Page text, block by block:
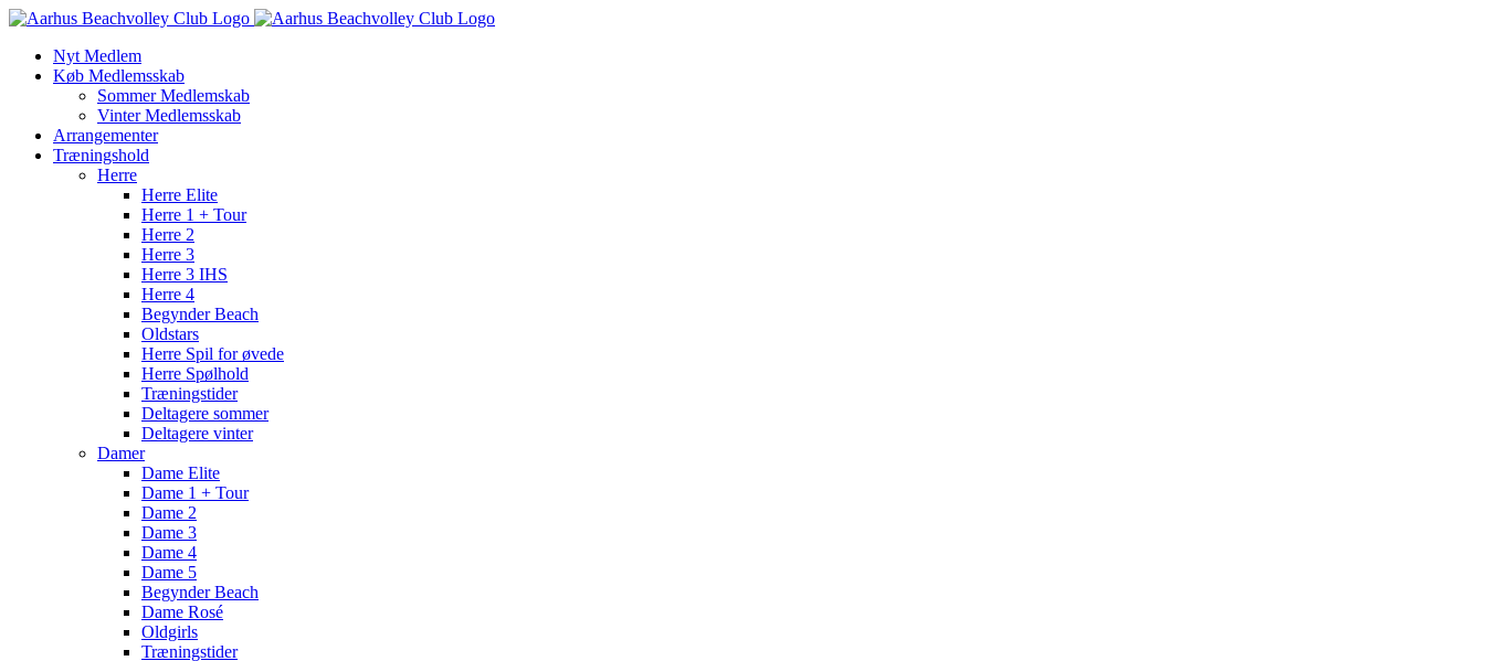
Skip
contentNyt Medlem
Køb Medlemsskab
Sommer Medlemskab
Vinter Medlemsskab
Arrangementer
Træningshold
Herre
Herre Elite
Herre 1 + Tour
Herre 2
Herre 3
Herre 3 IHS
Herre 4
Begynder Beach
Oldstars
Herre Spil for øvede
Herre Spølhold
Træningstider
Deltagere sommer
Deltagere vinter
Damer
Dame Elite
Dame 1 + Tour
Dame 2
Dame 3
Dame 4
Dame 5
Begynder Beach
Dame Rosé
Oldgirls
Træningstider